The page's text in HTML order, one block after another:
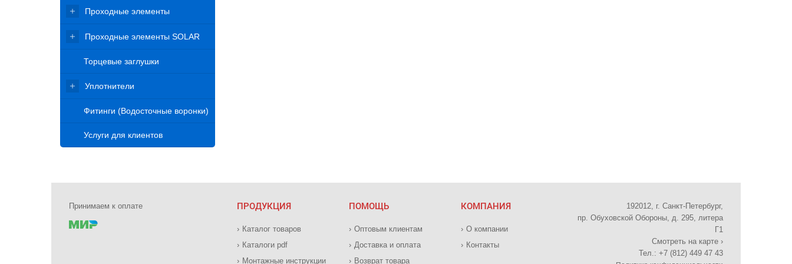
Проходные элементы
Проходные элементы SOLAR
Торцевые заглушки
Уплотнители
Фитинги (Водосточные воронки)
Услуги для клиентов
Принимаем к оплате ПРОДУКЦИЯ
Каталог товаров
Каталоги pdf
Монтажные инструкции
ПОМОЩЬ
Оптовым клиентам
Доставка и оплата
Возврат товара
КОМПАНИЯ
О компании
Контакты
192012, г. Санкт-Петербург,
пр. Обуховской Обороны, д. 295, литера
Г1
Смотреть на карте ›
Тел.: +7 (812) 449 47 43